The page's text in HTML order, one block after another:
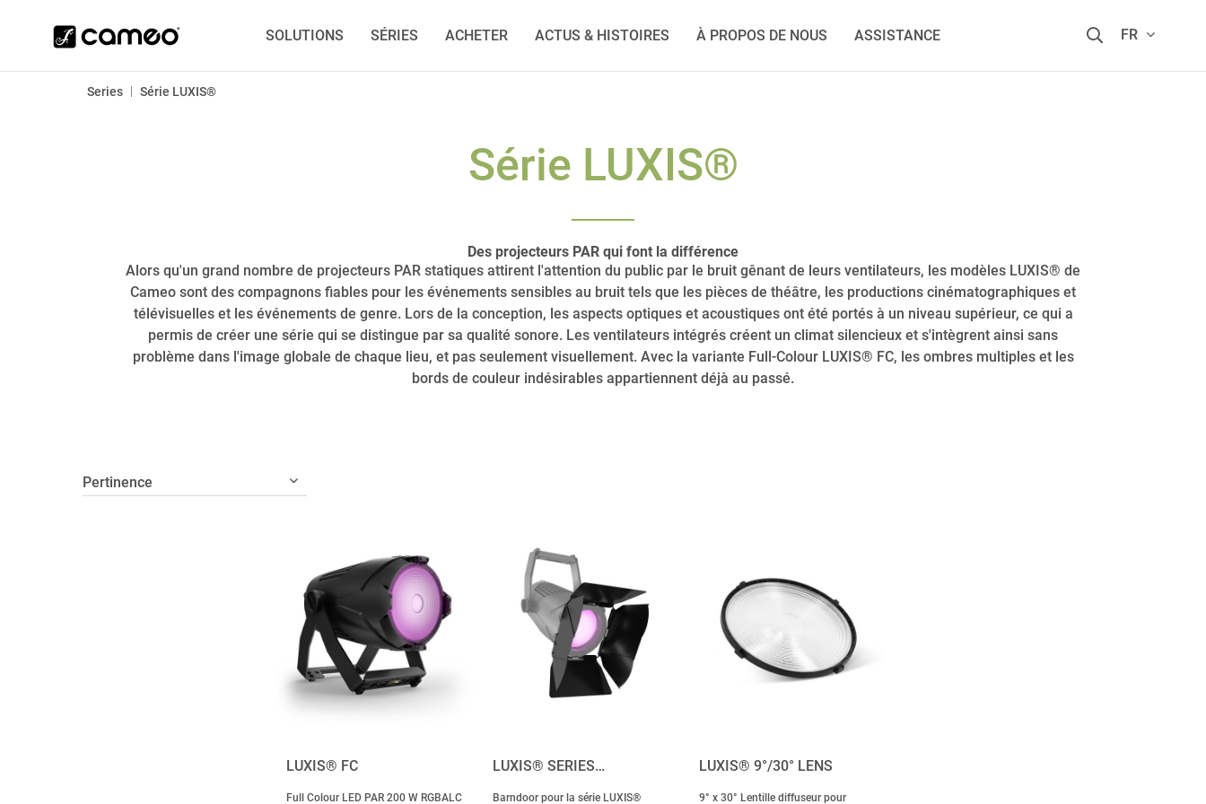
SOLUTIONS SÉRIES ACHETER ACTUS & HISTOIRES À PROPOS DE NOUS ASSISTANCE FR
Series | Série LUXIS®
Série LUXIS®
Des projecteurs PAR qui font la différence
Alors qu'un grand nombre de projecteurs PAR statiques attirent l'attention du public par le bruit gênant de leurs ventilateurs, les modèles LUXIS® de
Cameo sont des compagnons fiables pour les événements sensibles au bruit tels que les pièces de théâtre, les productions cinématographiques et
télévisuelles et les événements de genre. Lors de la conception, les aspects optiques et acoustiques ont été portés à un niveau supérieur, ce qui a
permis de créer une série qui se distingue par sa qualité sonore. Les ventilateurs intégrés créent un climat silencieux et s'intègrent ainsi sans
problème dans l'image globale de chaque lieu, et pas seulement visuellement. Avec la variante Full-Colour LUXIS® FC, les ombres multiples et les
bords de couleur indésirables appartiennent déjà au passé.
LUXIS® FC
Full Colour LED PAR 200 W RGBALC
LUXIS® SERIES…
Barndoor pour la série LUXIS®
LUXIS® 9°/30° LENS
9° x 30° Lentille diffuseur pour